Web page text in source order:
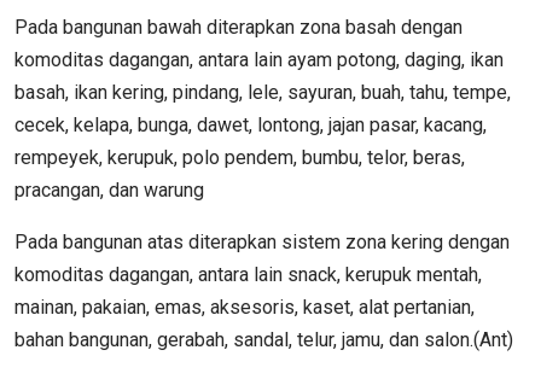
Pada bangunan bawah diterapkan zona basah dengan
komoditas dagangan, antara lain ayam potong, daging, ikan
basah, ikan kering, pindang, lele, sayuran, buah, tahu, tempe,
cecek, kelapa, bunga, dawet, lontong, jajan pasar, kacang,
rempeyek, kerupuk, polo pendem, bumbu, telor, beras,
pracangan, dan warung
Pada bangunan atas diterapkan sistem zona kering dengan
komoditas dagangan, antara lain snack, kerupuk mentah,
mainan, pakaian, emas, aksesoris, kaset, alat pertanian,
bahan bangunan, gerabah, sandal, telur, jamu, dan salon.(Ant)